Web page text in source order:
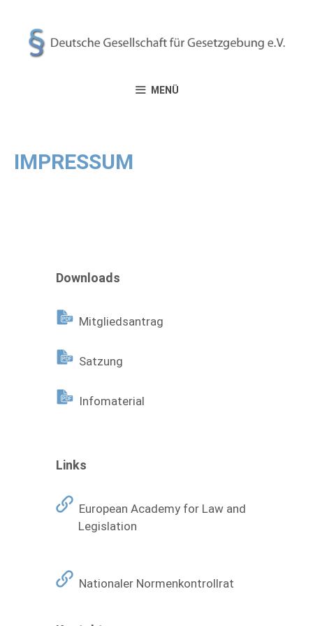
springen
MENÜ
IMPRESSUM
Downloads
Mitgliedsantrag
Satzung
Infomaterial
Links
European Academy for Law and
Legislation
Nationaler Normenkontrollrat